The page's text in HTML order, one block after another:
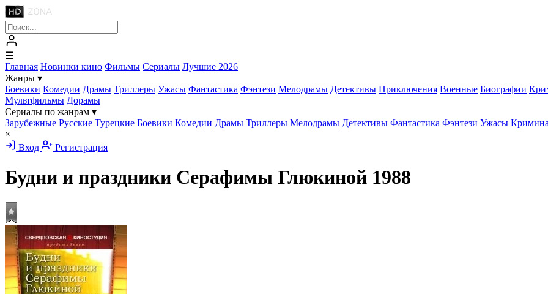
☰
Главная Новинки кино Фильмы Сериалы Лучшие 2026
Жанры ▾
Боевики Комедии Драмы Триллеры Ужасы Фантастика Фэнтези Мелодрамы Детективы Приключения Военные Биографии
Мультфильмы Дорамы
Сериалы по жанрам ▾
Зарубежные Русские Турецкие Боевики Комедии Драмы Триллеры Мелодрамы Детективы Фантастика Фэнтези Ужасы
×
Вход
Регистрация
Будни и праздники Серафимы Глюкиной 1988